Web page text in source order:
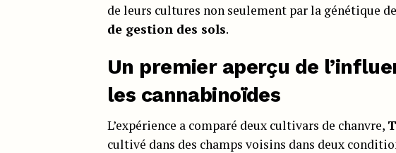
de leurs cultures non seulement par la génétique
de gestion des sols.
Un premier aperçu de
les cannabinoïdes
L’expérience a comparé deux cultivars de chanvre,
cultivé dans des champs voisins dans deux